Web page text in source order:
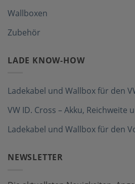
Wallboxen
Zubehör
LADE KNOW-HOW
Ladekabel und Wallbox für den
VW ID. Cross – Akku, Reichweite
Ladekabel und Wallbox für den
NEWSLETTER